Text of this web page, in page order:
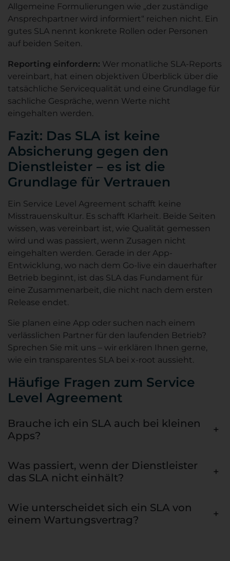
Allgemeine Formulierungen wie „der zuständige
Ansprechpartner wird informiert“ reichen nicht. Ein
gutes SLA nennt konkrete Rollen oder Personen
auf beiden Seiten.
Reporting einfordern: Wer monatliche SLA-Reports
vereinbart, hat einen objektiven Überblick über die
tatsächliche Servicequalität und eine Grundlage für
sachliche Gespräche, wenn Werte nicht
eingehalten werden.
Fazit: Das SLA ist keine
Absicherung gegen den
Dienstleister – es ist die
Grundlage für Vertrauen
Ein Service Level Agreement schafft keine
Misstrauenskultur. Es schafft Klarheit. Beide Seiten
wissen, was vereinbart ist, wie Qualität gemessen
wird und was passiert, wenn Zusagen nicht
eingehalten werden. Gerade in der App-
Entwicklung, wo nach dem Go-live ein dauerhafter
Betrieb beginnt, ist das SLA das Fundament für
eine Zusammenarbeit, die nicht nach dem ersten
Release endet.
Sie planen eine App oder suchen nach einem
verlässlichen Partner für den laufenden Betrieb?
Sprechen Sie mit uns – wir erklären Ihnen gerne,
wie ein transparentes SLA bei x-root aussieht.
Häufige Fragen zum Service
Level Agreement
Brauche ich ein SLA auch bei kleinen
Apps?
+
Was passiert, wenn der Dienstleister
das SLA nicht einhält?
+
Wie unterscheidet sich ein SLA von
einem Wartungsvertrag?
+